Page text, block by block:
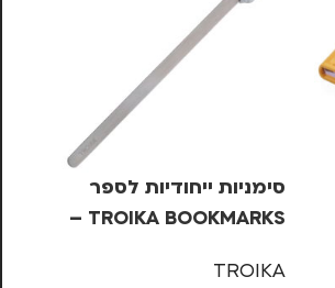
סימניות ייחודיות לספר
TROIKA BOOKMARKS –
TROIKA